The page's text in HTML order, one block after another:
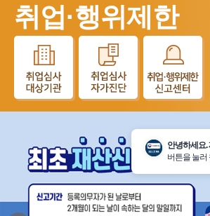
취업·행위제한
안녕하세요.
버튼을 눌러
챗
봇